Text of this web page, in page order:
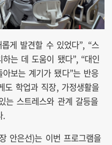
게 발견할 수 있었다”, “스
는 데 도움이 됐다”, “대인
보는 계기가 됐다”는 반응
도 학업과 직장, 가정생활을
는 스트레스와 관계 갈등을
.
안은선)는 이번 프로그램을